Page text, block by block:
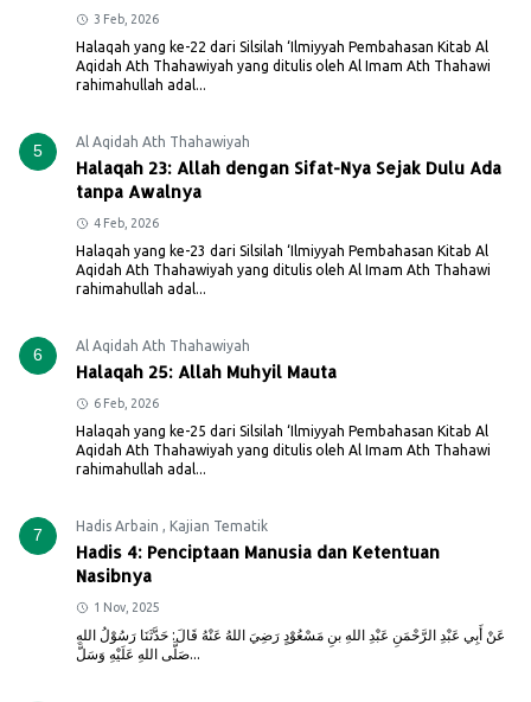
3 Feb, 2026
Halaqah yang ke-22 dari Silsilah ‘Ilmiyyah Pembahasan Kitab Al
Aqidah Ath Thahawiyah yang ditulis oleh Al Imam Ath Thahawi
rahimahullah adal...
5 Al Aqidah Ath Thahawiyah
Halaqah 23: Allah dengan Sifat-Nya Sejak Dulu Ada
tanpa Awalnya
4 Feb, 2026
Halaqah yang ke-23 dari Silsilah ‘Ilmiyyah Pembahasan Kitab Al
Aqidah Ath Thahawiyah yang ditulis oleh Al Imam Ath Thahawi
rahimahullah adal...
6 Al Aqidah Ath Thahawiyah
Halaqah 25: Allah Muhyil Mauta
6 Feb, 2026
Halaqah yang ke-25 dari Silsilah ‘Ilmiyyah Pembahasan Kitab Al
Aqidah Ath Thahawiyah yang ditulis oleh Al Imam Ath Thahawi
rahimahullah adal...
7 Hadis Arbain , Kajian Tematik
Hadis 4: Penciptaan Manusia dan Ketentuan
Nasibnya
1 Nov, 2025
عَنْ أَبِي عَبْدِ الرَّحْمَنِ عَبْدِ اللهِ بنِ مَسْعُوْدٍ رَضِيَ اللهُ عَنْهُ قَالَ: حَدَّثَنَا رَسُوْلُ اللهِ
صَلَّى اللهِ عَلَيْهِ وَسَلَّ...